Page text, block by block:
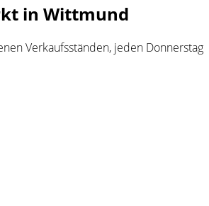
in Wittmund
Verkaufsständen, jeden Donnerstag